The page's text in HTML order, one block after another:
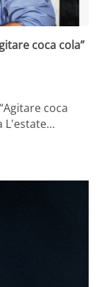
coca cola”
coca
L'estate…